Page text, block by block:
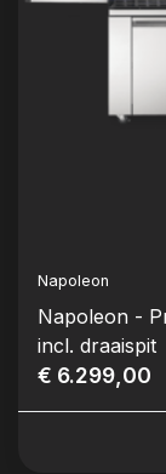
Napoleon
Napoleon -
incl. draaispit
€ 6.299,00